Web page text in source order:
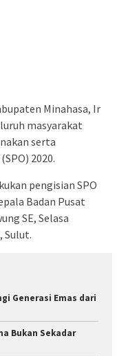
Minahasa, Ir
masyarakat
serta
2020.
pengisian SPO
Badan Pusat
SE, Selasa
Sulut.
Generasi Emas dari
Bukan Sekadar